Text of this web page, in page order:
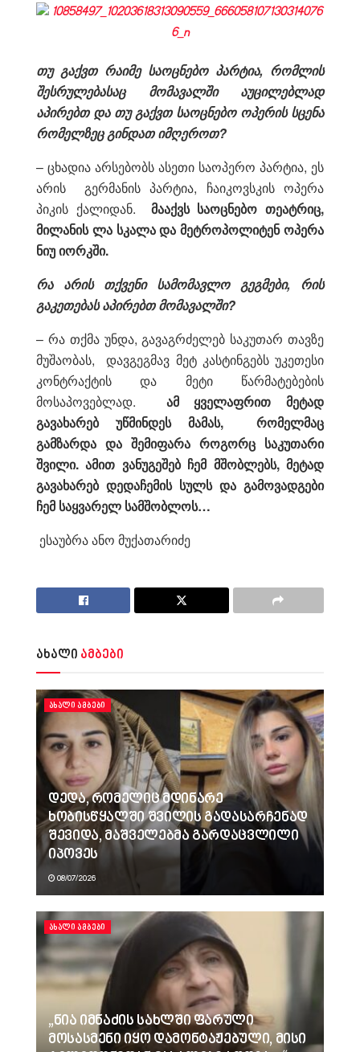
თუ გაქვთ რაიმე საოცნებო პარტია, რომლის
შესრულებასაც მომავალში აუცილებლად
აპირებთ და თუ გაქვთ საოცნებო ოპერის სცენა
რომელზეც გინდათ იმღეროთ?
– ცხადია არსებობს ასეთი საოპერო პარტია, ეს
არის გერმანის პარტია, ჩაიკოვსკის ოპერა
პიკის ქალიდან. მააქვს საოცნებო თეატრიც,
მილანის ლა სკალა და მეტროპოლიტენ ოპერა
ნიუ იორკში.
რა არის თქვენი სამომავლო გეგმები, რის
გაკეთებას აპირებთ მომავალში?
– რა თქმა უნდა, გავაგრძელებ საკუთარ თავზე
მუშაობას, დავგეგმავ მეტ კასტინგებს უკეთესი
კონტრაქტის და მეტი წარმატებების
მოსაპოვებლად. ამ ყველაფრით მეტად
გავახარებ უწმინდეს მამას, რომელმაც
გამზარდა და შემიფარა როგორც საკუთარი
შვილი. ამით ვანუგეშებ ჩემ მშობლებს, მეტად
გავახარებ დედაჩემის სულს და გამოვადგები
ჩემ საყვარელ სამშობლოს…
ესაუბრა ანო მუქათარიძე
ახალი ამბები
ᲐᲮᲐᲚᲘ ᲐᲛᲑᲔᲑᲘ
დედა, რომელიც მდინარე
ხობისწყალში შვილის გადასარჩენად
შევიდა, მაშველებმა გარდაცვლილი
იპოვეს
08/07/2026
ᲐᲮᲐᲚᲘ ᲐᲛᲑᲔᲑᲘ
„ნია იმნაძის სახლში ფარული
მოსასმენი იყო დამონტაჟებული, მისი